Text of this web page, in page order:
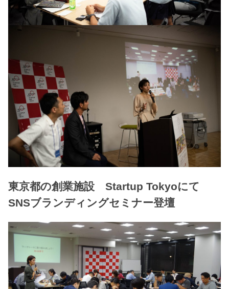
東京都の創業施設 Startup Tokyoにて
SNSブランディングセミナー登壇